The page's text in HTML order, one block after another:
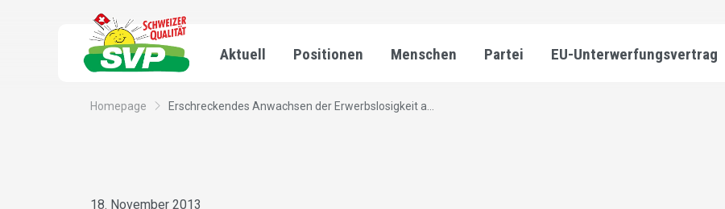
Aktuell Positionen Menschen Partei EU-Unterwerfungsvertrag
Homepage Erschreckendes Anwachsen der Erwerbslosigkeit a...
18. November 2013